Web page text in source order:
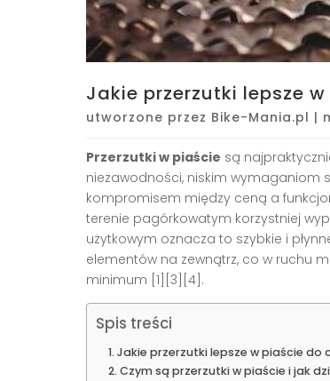
Jakie przerzutki lepsze
utworzone przez Bike-Mania.pl |
Przerzutki w piaście są
niezawodności, niskim wymaganiom
kompromisem między ceną a
terenie pagórkowatym korzystniej
użytkowym oznacza to szybkie i
elementów na zewnątrz, co w ruchu
minimum [1][3][4].
Spis treści
Jakie przerzutki lepsze w piaście do
Czym są przerzutki w piaście i jak